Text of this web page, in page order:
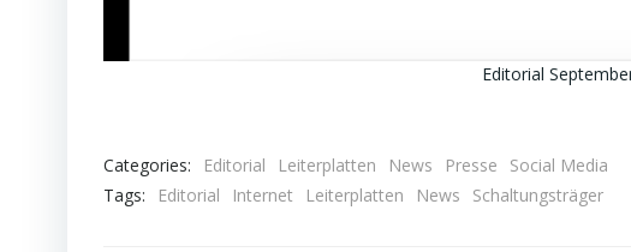
Editorial
Categories: Editorial Leiterplatten News Presse
Social Media
Tags:
Editorial Internet Leiterplatten News Schaltungsträger